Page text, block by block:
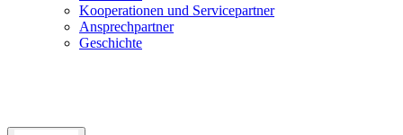
Kooperationen und Servicepartner
Ansprechpartner
Geschichte